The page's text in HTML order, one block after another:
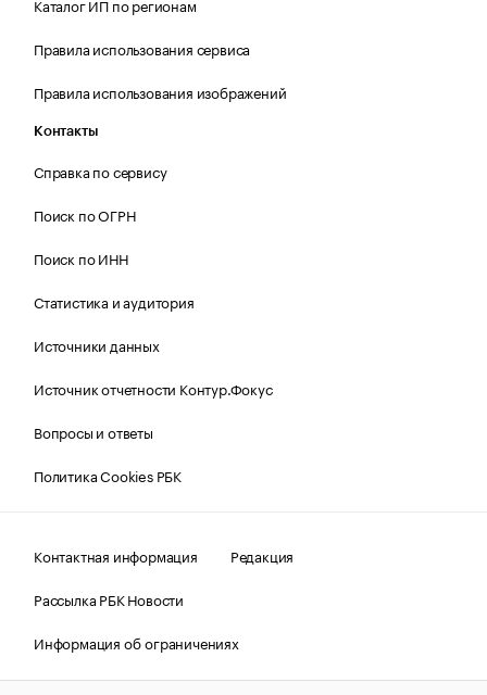
Каталог ИП по регионам
Правила использования сервиса
Правила использования изображений
Контакты
Справка по сервису
Поиск по ОГРН
Поиск по ИНН
Статистика и аудитория
Источники данных
Источник отчетности Контур.Фокус
Вопросы и ответы
Политика Cookies РБК
Контактная информация
Редакция
Рассылка РБК Новости
Информация об ограничениях
Правовая информация
О соблюдении авторских прав